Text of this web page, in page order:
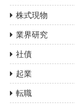
株式現物
業界研究
社債
起業
転職